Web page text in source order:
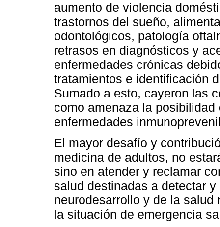
aumento de violencia
trastornos del sueño,
odontológicos, patología
retrasos en diagnósticos y
enfermedades crónicas
tratamientos e identificación
Sumado a esto, cayeron las
como amenaza la
enfermedades
El mayor desafío y
medicina de adultos, no
sino en atender y reclamar
salud destinadas a detectar
neurodesarrollo y de la salud
la situación de emergencia